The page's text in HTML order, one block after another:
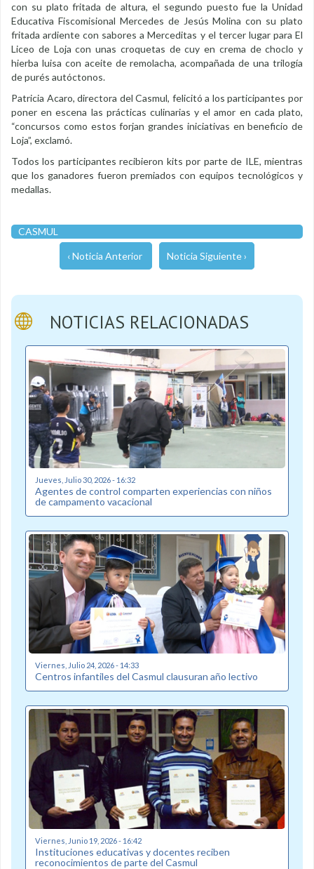
con su plato fritada de altura, el segundo puesto fue la Unidad
Educativa Fiscomisional Mercedes de Jesús Molina con su plato
fritada ardiente con sabores a Merceditas y el tercer lugar para El
Liceo de Loja con unas croquetas de cuy en crema de choclo y
hierba luisa con aceite de remolacha, acompañada de una trilogía
de purés autóctonos.
Patricia Acaro, directora del Casmul, felicitó a los participantes por
poner en escena las prácticas culinarias y el amor en cada plato,
“concursos como estos forjan grandes iniciativas en beneficio de
Loja”, exclamó.
Todos los participantes recibieron kits por parte de ILE, mientras
que los ganadores fueron premiados con equipos tecnológicos y
medallas.
CASMUL
‹ Noticia Anterior Noticia Siguiente ›
NOTICIAS RELACIONADAS
Jueves, Julio 30, 2026 - 16:32
Agentes de control comparten experiencias con niños
de campamento vacacional
Viernes, Julio 24, 2026 - 14:33
Centros infantiles del Casmul clausuran año lectivo
Viernes, Junio 19, 2026 - 16:42
Instituciones educativas y docentes reciben
reconocimientos de parte del Casmul